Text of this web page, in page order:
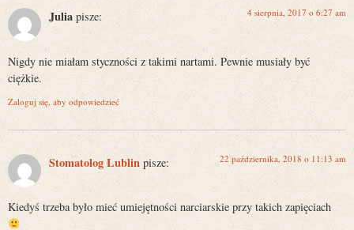
Julia pisze: 4 sierpnia, 2017 o 6:27 am
Nigdy nie miałam styczności z takimi nartami. Pewnie musiały być
ciężkie.
Zaloguj się, aby odpowiedzieć
Stomatolog Lublin pisze: 22 października, 2018 o 11:13 am
Kiedyś trzeba było mieć umiejętności narciarskie przy takich zapięciach